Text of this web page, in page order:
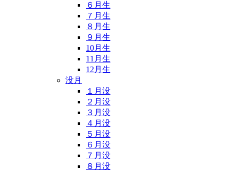
６月生
７月生
８月生
９月生
10月生
11月生
12月生
没月
１月没
２月没
３月没
４月没
５月没
６月没
７月没
８月没